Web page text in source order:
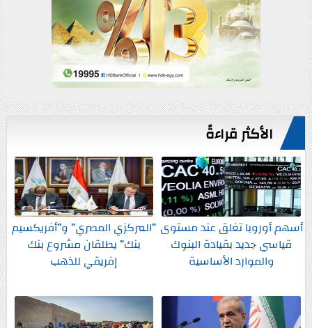
الأكثر قراءةً
أسهم أوروبا تغلق عند مستوى
قياسي جديد بقيادة البنوك
والموارد الأساسية
”المركزي المصري” و”أفريكسيم
بنك” يطلقان مشروع بنك
إفريقي للذهب